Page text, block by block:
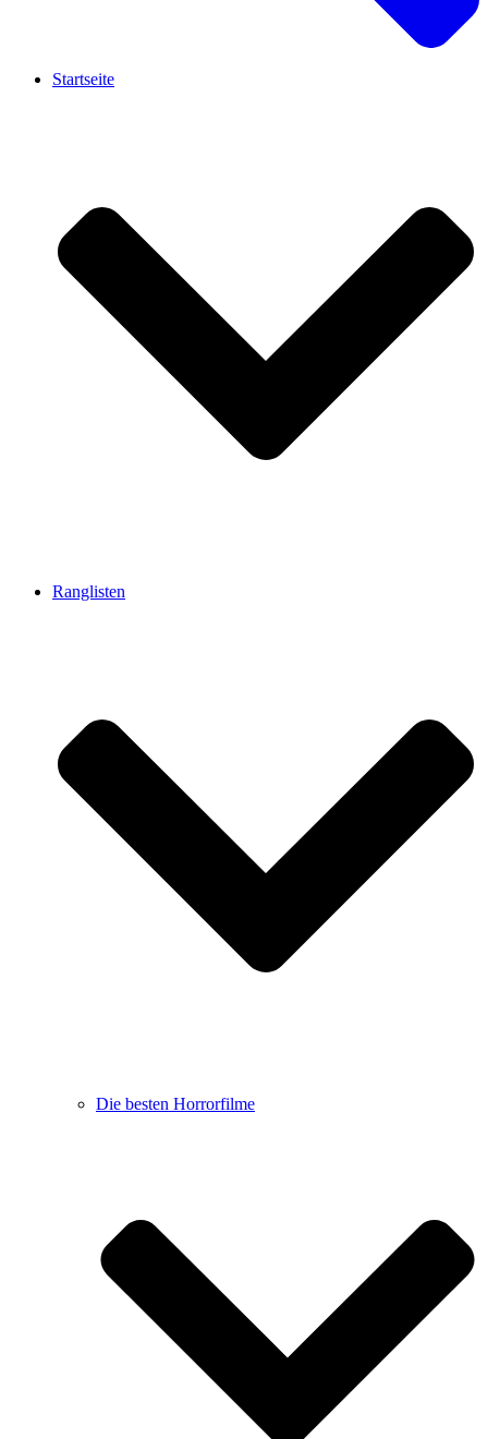
Startseite
Ranglisten
Die besten Horrorfilme